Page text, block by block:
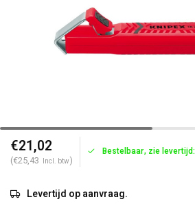
€21,02
(€25,43 Incl. btw)
Bestelbaar, zie levertijd:
Levertijd op aanvraag.